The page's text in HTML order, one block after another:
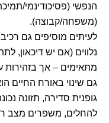
הנפשי (פסיכודינמי/
(משפחה/קבוצה).
לעיתים מוסיפים גם
נלווים (אם יש דיכאון,
מתאימים – אך בזהירות
גם שינוי באורח החיים
גופנית סדירה, תזונה
להחלים, משפרים מצב